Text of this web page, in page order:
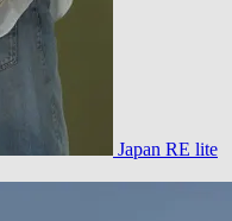
Japan RE lite